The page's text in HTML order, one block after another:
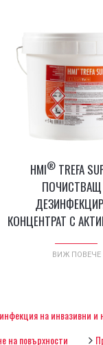
HMI®TREFA
КОНЦЕНТРАТ С
ВИЖ ПОВЕЧЕ
на инвазивни
на повърхности